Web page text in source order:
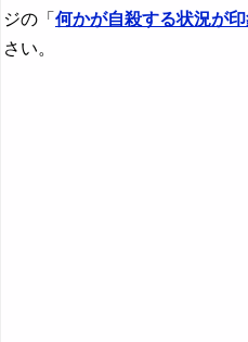
ジの「 何かが自殺する状況が
さい。